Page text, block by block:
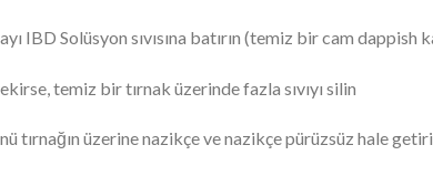
IBD Solüsyon sıvısına batırın (temiz bir cam dappish
temiz bir tırnak üzerinde fazla sıvıyı silin
tırnağın üzerine nazikçe ve nazikçe pürüzsüz hale